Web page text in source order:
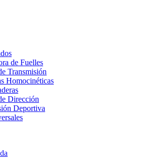
de Fuelles
Transmisión
Homocinéticas
Dirección
Deportiva